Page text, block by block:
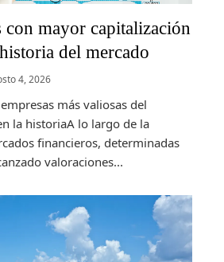
mayor capitalización
del mercado
4, 2026
más valiosas del
la historiaA lo largo de la
financieros, determinadas
valoraciones...